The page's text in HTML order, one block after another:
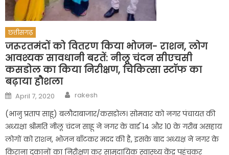
छत्तीसगढ़
जरूरतमंदों को वितरण किया भोजन- राशन, लोग
आवश्यक सावधानी बरतें: नीलू चंदन सीएचसी
कसडोल का किया निरीक्षण, चिकित्सा स्टॉफ का
बढ़ाया हौशला
Posted
on
April 7, 2020 Author
rakesh
(भानु प्रताप साहू) बलौदाबाजार/कसडोल। सोमवार को नगर पंचायत की
अध्यक्षा श्रीमति नीलू चंदन साहू ने नगर के वार्ड 14 और 10 के गरीब असहाय
लोगों को राशन, भोजन बाँटकर मदद की है, इसके बाद अध्यक्ष ने नगर के
किराना दुकानों का निरीक्षण कर सामुदायिक स्वास्थ्य केंद्र पहुंचकर